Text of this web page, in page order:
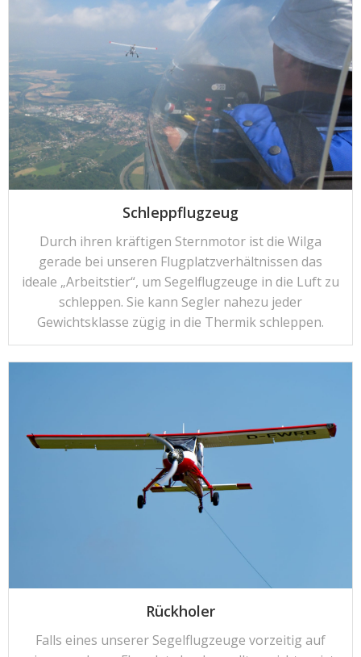
Schleppflugzeug
Durch ihren kräftigen Sternmotor ist die Wilga
gerade bei unseren Flugplatzverhältnissen das
ideale „Arbeitstier“, um Segelflugzeuge in die Luft zu
schleppen. Sie kann Segler nahezu jeder
Gewichtsklasse zügig in die Thermik schleppen.
Rückholer
Falls eines unserer Segelflugzeuge vorzeitig auf